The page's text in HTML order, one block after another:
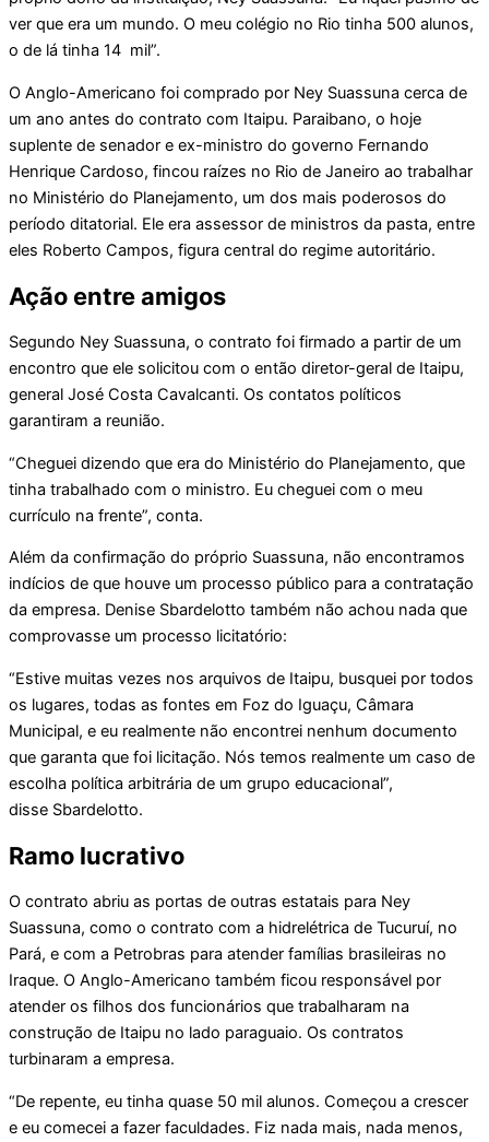
ver que era um mundo. O meu colégio no Rio tinha 500 alunos,
o de lá tinha 14 mil”.
O Anglo-Americano foi comprado por Ney Suassuna cerca de
um ano antes do contrato com Itaipu. Paraibano, o hoje
suplente de senador e ex-ministro do governo Fernando
Henrique Cardoso, fincou raízes no Rio de Janeiro ao trabalhar
no Ministério do Planejamento, um dos mais poderosos do
período ditatorial. Ele era assessor de ministros da pasta, entre
eles Roberto Campos, figura central do regime autoritário.
Ação entre amigos
Segundo Ney Suassuna, o contrato foi firmado a partir de um
encontro que ele solicitou com o então diretor-geral de Itaipu,
general José Costa Cavalcanti. Os contatos políticos
garantiram a reunião.
“Cheguei dizendo que era do Ministério do Planejamento, que
tinha trabalhado com o ministro. Eu cheguei com o meu
currículo na frente”, conta.
Além da confirmação do próprio Suassuna, não encontramos
indícios de que houve um processo público para a contratação
da empresa. Denise Sbardelotto também não achou nada que
comprovasse um processo licitatório:
“Estive muitas vezes nos arquivos de Itaipu, busquei por todos
os lugares, todas as fontes em Foz do Iguaçu, Câmara
Municipal, e eu realmente não encontrei nenhum documento
que garanta que foi licitação. Nós temos realmente um caso de
escolha política arbitrária de um grupo educacional”,
disse Sbardelotto.
Ramo lucrativo
O contrato abriu as portas de outras estatais para Ney
Suassuna, como o contrato com a hidrelétrica de Tucuruí, no
Pará, e com a Petrobras para atender famílias brasileiras no
Iraque. O Anglo-Americano também ficou responsável por
atender os filhos dos funcionários que trabalharam na
construção de Itaipu no lado paraguaio. Os contratos
turbinaram a empresa.
“De repente, eu tinha quase 50 mil alunos. Começou a crescer
e eu comecei a fazer faculdades. Fiz nada mais, nada menos,